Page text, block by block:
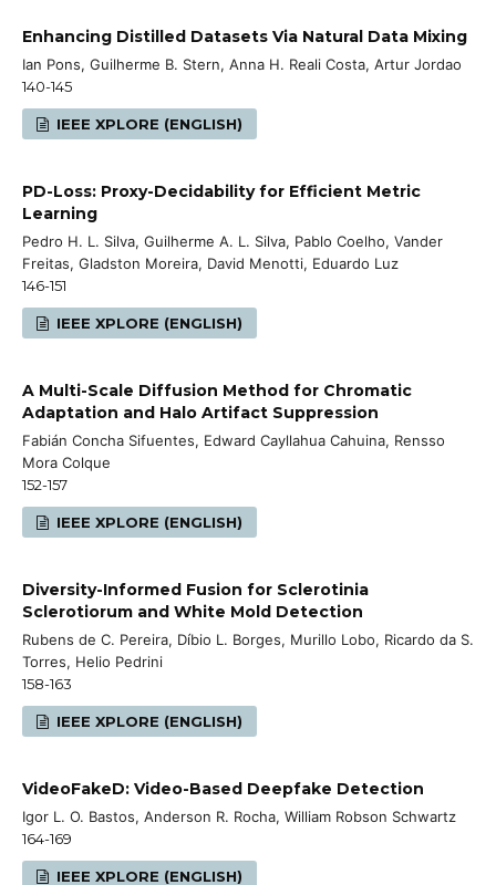
Enhancing Distilled Datasets Via Natural Data Mixing
Ian Pons, Guilherme B. Stern, Anna H. Reali Costa, Artur Jordao
140-145
IEEE XPLORE (ENGLISH)
PD-Loss: Proxy-Decidability for Efficient Metric
Learning
Pedro H. L. Silva, Guilherme A. L. Silva, Pablo Coelho, Vander
Freitas, Gladston Moreira, David Menotti, Eduardo Luz
146-151
IEEE XPLORE (ENGLISH)
A Multi-Scale Diffusion Method for Chromatic
Adaptation and Halo Artifact Suppression
Fabián Concha Sifuentes, Edward Cayllahua Cahuina, Rensso
Mora Colque
152-157
IEEE XPLORE (ENGLISH)
Diversity-Informed Fusion for Sclerotinia
Sclerotiorum and White Mold Detection
Rubens de C. Pereira, Díbio L. Borges, Murillo Lobo, Ricardo da S.
Torres, Helio Pedrini
158-163
IEEE XPLORE (ENGLISH)
VideoFakeD: Video-Based Deepfake Detection
Igor L. O. Bastos, Anderson R. Rocha, William Robson Schwartz
164-169
IEEE XPLORE (ENGLISH)